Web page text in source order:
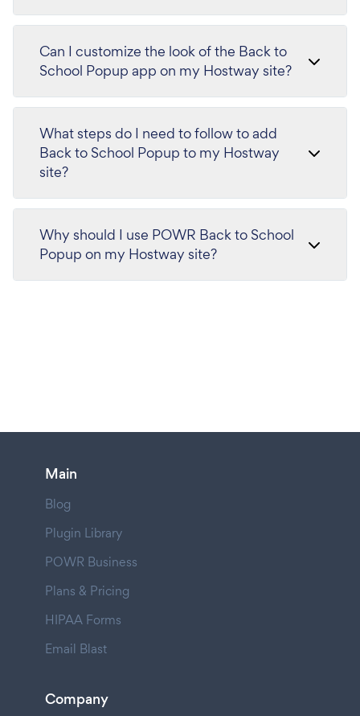
Can I customize the look of the Back to
School Popup app on my Hostway site?
What steps do I need to follow to add
Back to School Popup to my Hostway
site?
Why should I use POWR Back to School
Popup on my Hostway site?
Main
Blog
Plugin Library
POWR Business
Plans & Pricing
HIPAA Forms
Email Blast
Company